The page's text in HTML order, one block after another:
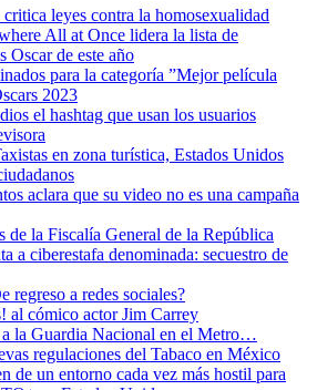
leyes contra la homosexualidad
All at Once lidera la lista de
Oscar de este año
para la categoría ”Mejor película
2023
el hashtag que usan los usuarios
en zona turística, Estados Unidos
aclara que su video no es una campaña
de la Fiscalía General de la República
a ciberestafa denominada: secuestro de
regreso a redes sociales?
al cómico actor Jim Carrey
a la Guardia Nacional en el Metro…
regulaciones del Tabaco en México
de un entorno cada vez más hostil para